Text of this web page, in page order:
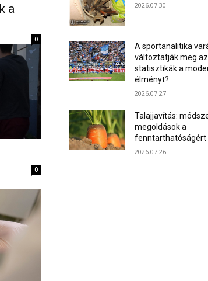
a
0
0
2026.07.30.
A sportanalitika
változtatják meg
statisztikák a
élményt?
2026.07.27.
Talajjavítás:
megoldások a
fenntarthatóságért
2026.07.26.